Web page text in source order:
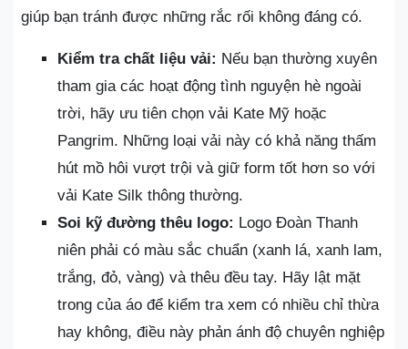
giúp bạn tránh được những rắc rối không đáng có.
Kiểm tra chất liệu vải: Nếu bạn thường xuyên
tham gia các hoạt động tình nguyện hè ngoài
trời, hãy ưu tiên chọn vải Kate Mỹ hoặc
Pangrim. Những loại vải này có khả năng thấm
hút mồ hôi vượt trội và giữ form tốt hơn so với
vải Kate Silk thông thường.
Soi kỹ đường thêu logo: Logo Đoàn Thanh
niên phải có màu sắc chuẩn (xanh lá, xanh lam,
trắng, đỏ, vàng) và thêu đều tay. Hãy lật mặt
trong của áo để kiểm tra xem có nhiều chỉ thừa
hay không, điều này phản ánh độ chuyên nghiệp